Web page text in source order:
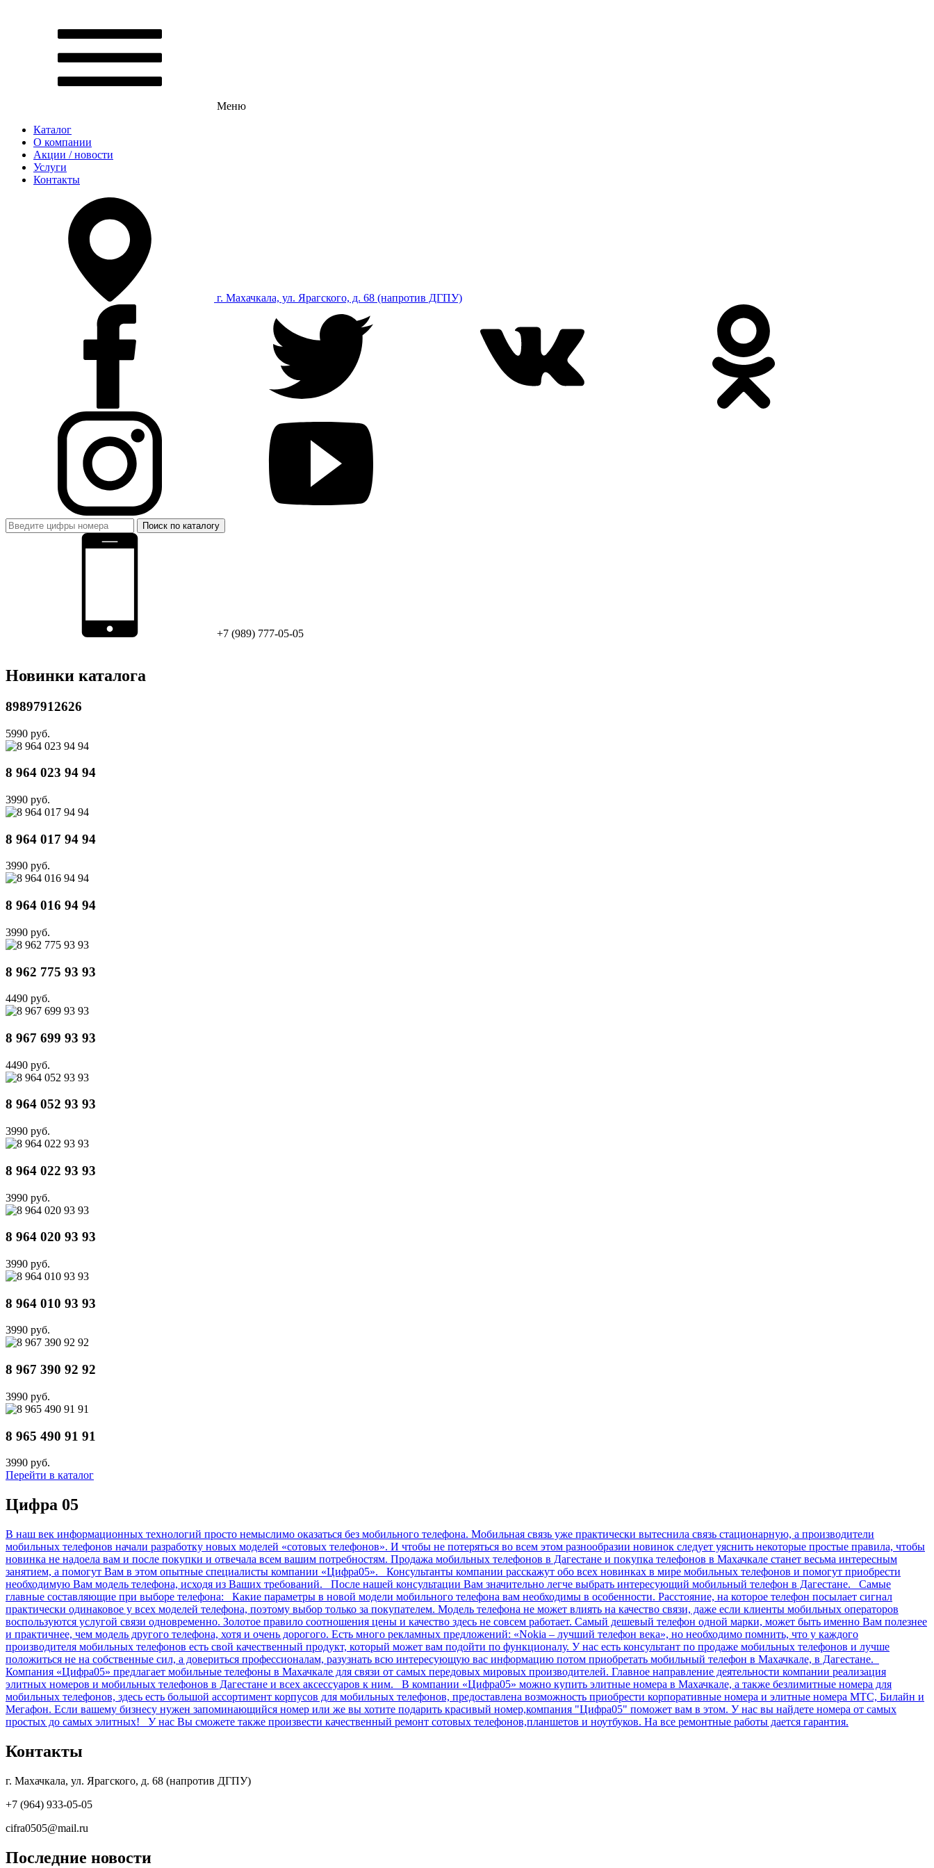
Меню
Каталог
О компании
Акции / новости
Услуги
Контакты
г. Махачкала, ул. Ярагского, д. 68 (напротив ДГПУ)
Поиск по каталогу
+7 (989) 777-05-05
Новинки каталога
89897912626
5990 руб.
8 964 023 94 94
3990 руб.
8 964 017 94 94
3990 руб.
8 964 016 94 94
3990 руб.
8 962 775 93 93
4490 руб.
8 967 699 93 93
4490 руб.
8 964 052 93 93
3990 руб.
8 964 022 93 93
3990 руб.
8 964 020 93 93
3990 руб.
8 964 010 93 93
3990 руб.
8 967 390 92 92
3990 руб.
8 965 490 91 91
3990 руб.
Перейти в каталог
Цифра 05
В наш век информационных технологий просто немыслимо оказаться без мобильного телефона. Мобильная связь уже практически вытеснила связь стационарную, а производители
мобильных телефонов начали разработку новых моделей «сотовых телефонов». И чтобы не потеряться во всем этом разнообразии новинок следует уяснить некоторые простые правила, чтобы
новинка не надоела вам и после покупки и отвечала всем вашим потребностям. Продажа мобильных телефонов в Дагестане и покупка телефонов в Махачкале станет весьма интересным
занятием, а помогут Вам в этом опытные специалисты компании «Цифра05». Консультанты компании расскажут обо всех новинках в мире мобильных телефонов и помогут приобрести
необходимую Вам модель телефона, исходя из Ваших требований. После нашей консультации Вам значительно легче выбрать интересующий мобильный телефон в Дагестане. Самые
главные составляющие при выборе телефона: Какие параметры в новой модели мобильного телефона вам необходимы в особенности. Расстояние, на которое телефон посылает сигнал
практически одинаковое у всех моделей телефона, поэтому выбор только за покупателем. Модель телефона не может влиять на качество связи, даже если клиенты мобильных операторов
воспользуются услугой связи одновременно. Золотое правило соотношения цены и качество здесь не совсем работает. Самый дешевый телефон одной марки, может быть именно Вам полезнее
и практичнее, чем модель другого телефона, хотя и очень дорогого. Есть много рекламных предложений: «Nokia – лучший телефон века», но необходимо помнить, что у каждого
производителя мобильных телефонов есть свой качественный продукт, который может вам подойти по функционалу. У нас есть консультант по продаже мобильных телефонов и лучше
положиться не на собственные сил, а довериться профессионалам, разузнать всю интересующую вас информацию потом приобретать мобильный телефон в Махачкале, в Дагестане.
Компания «Цифра05» предлагает мобильные телефоны в Махачкале для связи от самых передовых мировых производителей. Главное направление деятельности компании реализация
элитных номеров и мобильных телефонов в Дагестане и всех аксессуаров к ним. В компании «Цифра05» можно купить элитные номера в Махачкале, а также безлимитные номера для
мобильных телефонов, здесь есть большой ассортимент корпусов для мобильных телефонов, предоставлена возможность приобрести корпоративные номера и элитные номера МТС, Билайн и
Мегафон. Если вашему бизнесу нужен запоминающийся номер или же вы хотите подарить красивый номер,компания "Цифра05" поможет вам в этом. У нас вы найдете номера от самых
простых до самых элитных! У нас Вы сможете также произвести качественный ремонт сотовых телефонов,планшетов и ноутбуков. На все ремонтные работы дается гарантия.
Контакты
г. Махачкала, ул. Ярагского, д. 68 (напротив ДГПУ)
+7 (964) 933-05-05
cifra0505@mail.ru
Последние новости